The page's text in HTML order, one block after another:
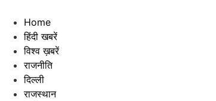
Home
हिंदी खबरें
विश्व ख़बरें
राजनीति
दिल्ली
राजस्थान